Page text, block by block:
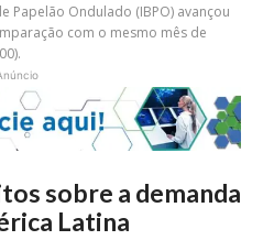
Papelão Ondulado (IBPO) avançou
com o mesmo mês de
sobre a demanda
Latina